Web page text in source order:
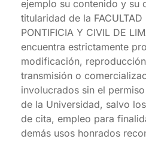
ejemplo su contenido y su
titularidad de la FACULTAD
PONTIFICIA Y CIVIL DE
encuentra estrictamente
modificación,
transmisión o
involucrados sin el
de la Universidad, salvo
de cita, empleo para
demás usos honrados